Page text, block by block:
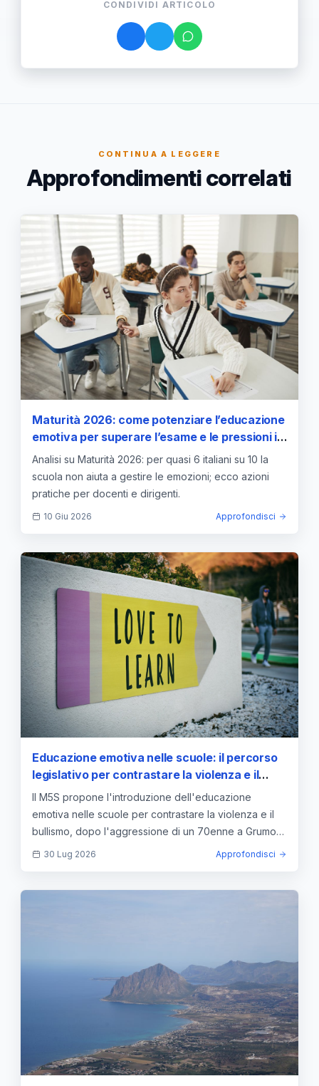
CONDIVIDI ARTICOLO
CONTINUA A LEGGERE
Approfondimenti correlati
Maturità 2026: come potenziare l’educazione
emotiva per superare l’esame e le pressioni in
aula
Analisi su Maturità 2026: per quasi 6 italiani su 10 la
scuola non aiuta a gestire le emozioni; ecco azioni
pratiche per docenti e dirigenti.
10 Giu 2026 Approfondisci
Educazione emotiva nelle scuole: il percorso
legislativo per contrastare la violenza e il
bullismo
Il M5S propone l'introduzione dell'educazione
emotiva nelle scuole per contrastare la violenza e il
bullismo, dopo l'aggressione di un 70enne a Grumo
Nevano.
30 Lug 2026 Approfondisci